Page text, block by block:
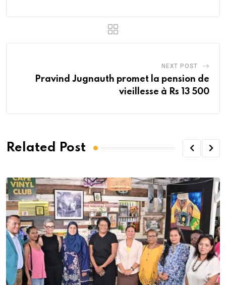
NEXT POST
Pravind Jugnauth promet la pension de
vieillesse à Rs 13 500
Related Post